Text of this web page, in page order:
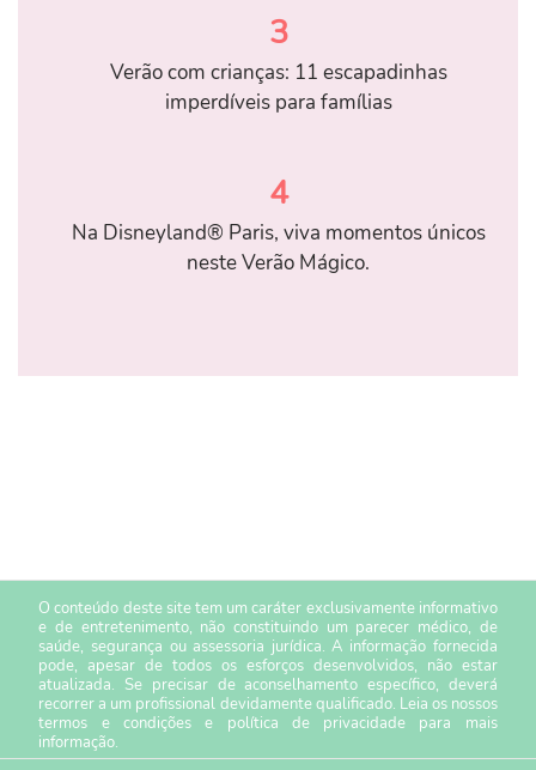
3
Verão com crianças: 11 escapadinhas
imperdíveis para famílias
4
Na Disneyland® Paris, viva momentos únicos
neste Verão Mágico.
O conteúdo deste site tem um caráter exclusivamente informativo
e de entretenimento, não constituindo um parecer médico, de
saúde, segurança ou assessoria jurídica. A informação fornecida
pode, apesar de todos os esforços desenvolvidos, não estar
atualizada. Se precisar de aconselhamento específico, deverá
recorrer a um profissional devidamente qualificado. Leia os nossos
termos e condiçõese política de privacidade para mais
informação.